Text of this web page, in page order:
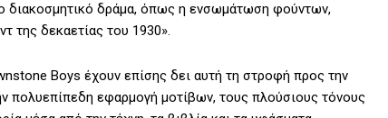
διακοσμητικό δράμα, όπως η ενσωμάτωση φούντων,
της δεκαετίας του 1930».
Boys έχουν επίσης δει αυτή τη στροφή προς την
πολυεπίπεδη εφαρμογή μοτίβων, τους πλούσιους τόνους